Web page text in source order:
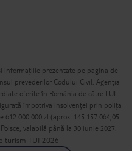
informațiile prezentate pe pagina de
prevederilor Codului Civil. Agenția
oferite în România de către TUI
împotriva insolvenței prin polița
000 000 zl (aprox. 145.157.064,05
valabilă până la 30 iunie 2027.
turism TUI 2026